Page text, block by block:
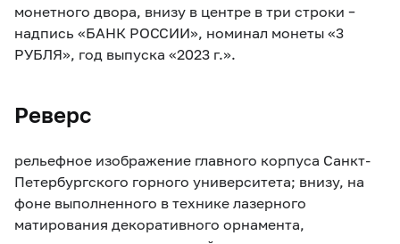
монетного двора, внизу в центре в три строки –
надпись «БАНК РОССИИ», номинал монеты «3
РУБЛЯ», год выпуска «2023 г.».
Реверс
рельефное изображение главного корпуса Санкт-
Петербургского горного университета; внизу, на
фоне выполненного в технике лазерного
матирования декоративного орнамента,